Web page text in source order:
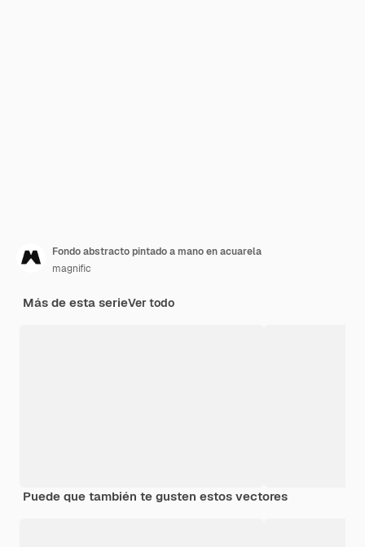
Fondo abstracto pintado a mano en acuarela
magnific
Más de esta serieVer todo
Puede que también te gusten estos vectores